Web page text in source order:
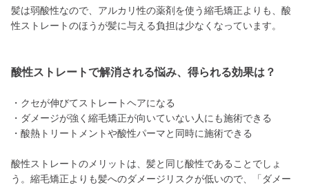
髪は弱酸性なので、アルカリ性の薬剤を使う縮毛矯正よりも、酸
性ストレートのほうが髪に与える負担は少なくなっています。
酸性ストレートで解消される悩み、得られる効果は？
・クセが伸びてストレートヘアになる
・ダメージが強く縮毛矯正が向いていない人にも施術できる
・酸熱トリートメントや酸性パーマと同時に施術できる
酸性ストレートのメリットは、髪と同じ酸性であることでしょ
う。縮毛矯正よりも髪へのダメージリスクが低いので、「ダメー